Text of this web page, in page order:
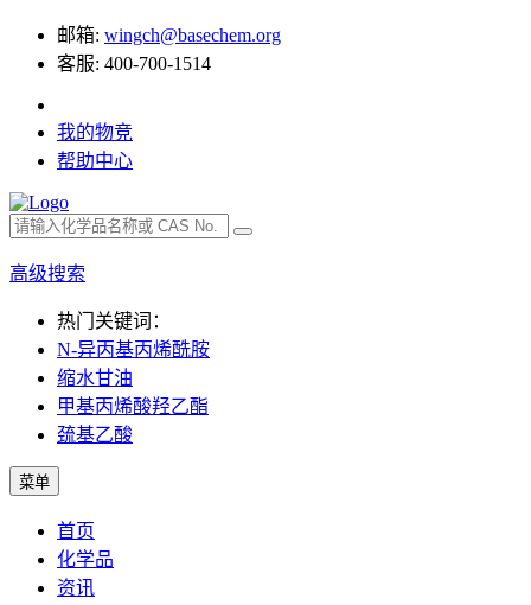
邮箱: wingch@basechem.org
客服: 400-700-1514
我的物竞
帮助中心
高级搜索
热门关键词：
N-异丙基丙烯酰胺
缩水甘油
甲基丙烯酸羟乙酯
巯基乙酸
菜单
首页
化学品
资讯